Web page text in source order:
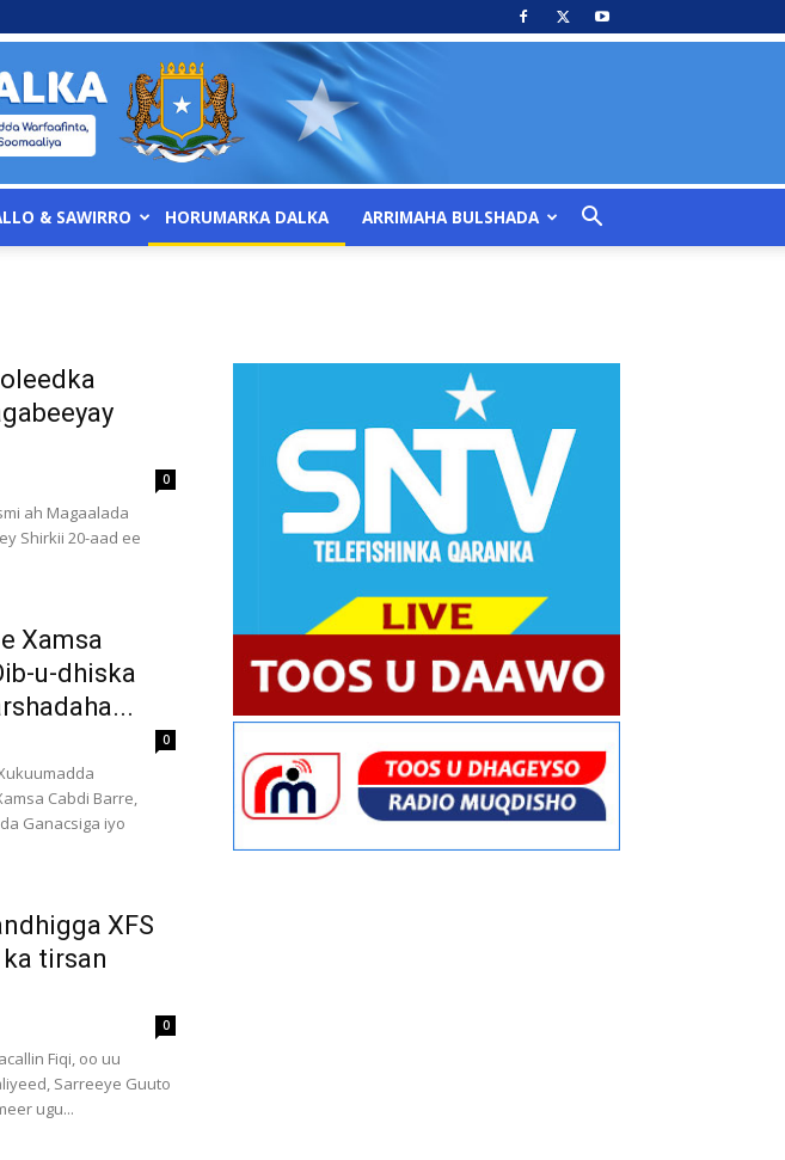
& SAWIRRO HORUMARKA DALKA ARRIMAHA BULSHADA
0
ah Magaalada
Shirkii 20-aad ee
Xamsa
u-dhiska
0
Cabdi Barre,
Ganacsiga iyo
XFS
tirsan
0
Fiqi, oo uu
Sarreeye Guuto
ugu...